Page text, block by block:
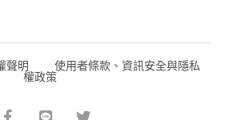
聲明 使用者條款、資訊安全與隱私
權政策